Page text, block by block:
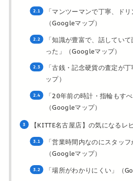
「マンツーマンで丁寧、ド
（Googleマップ）
「知識が豊富で、話してい
った」（Googleマップ）
「古銭・記念硬貨の査定が
ップ）
「20年前の時計・指輪もす
（Googleマップ）
【KITTE名古屋店】の気になるレ
「営業時間内なのにスタッ
（Googleマップ）
「場所がわかりにくい」（